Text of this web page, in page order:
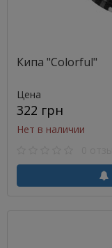
Кипа "Colorful"
Цена
322 грн
Нет в наличии